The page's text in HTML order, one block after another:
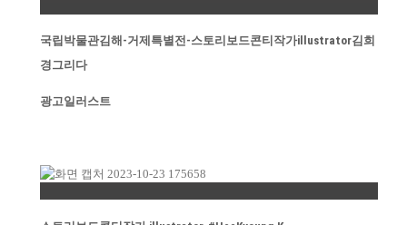
국립박물관김해-거제특별전-스토리보드콘티작가illustrator김희
경그리다
광고일러스트